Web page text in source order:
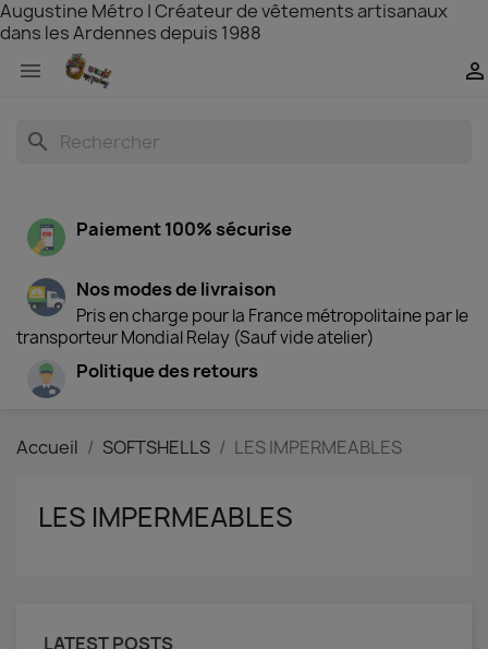
Augustine Métro | Créateur de vêtements artisanaux
dans les Ardennes depuis 1988
 
search
Paiement 100% sécurise
Nos modes de livraison
Pris en charge pour la France métropolitaine par le
transporteur Mondial Relay (Sauf vide atelier)
Politique des retours
Accueil SOFTSHELLS LES IMPERMEABLES
LES IMPERMEABLES
LATEST POSTS